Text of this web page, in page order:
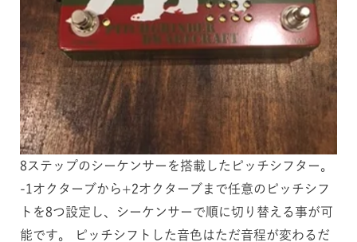
8ステップのシーケンサーを搭載したピッチシフター。
-1オクターブから+2オクターブまで任意のピッチシフ
トを8つ設定し、シーケンサーで順に切り替える事が可
能です。 ピッチシフトした音色はただ音程が変わるだ